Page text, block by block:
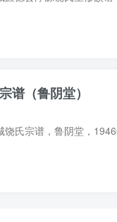
谱（鲁阴堂）